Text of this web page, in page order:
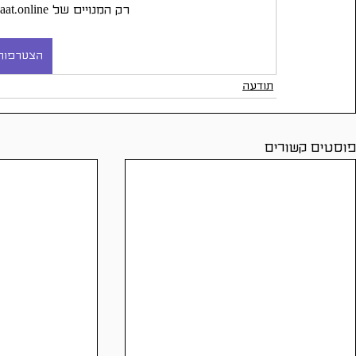
רק המנויים של daat.online יכולים לקרוא את הפוסט הזה.
תודעה
פוסטים קשורים